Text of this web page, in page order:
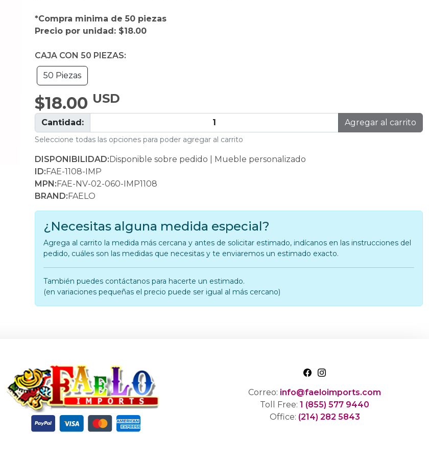
*Compra minima de 50 piezas
Precio por unidad: $18.00
CAJA CON 50 PIEZAS:
50 Piezas
$18.00 USD
Cantidad: Agregar al carrito
Seleccione todas las opciones para poder agregar al carrito
DISPONIBILIDAD:Disponible sobre pedido | Mueble personalizado
ID:FAE-1108-IMP
MPN:FAE-NV-02-060-IMP1108
BRAND:FAELO
¿Necesitas alguna medida especial?
Agrega al carrito la medida más cercana y antes de solicitar estimado, indícanos en las instrucciones del
pedido, cuáles son las medidas que necesitas y te enviaremos un estimado exacto.
También puedes contáctanos para hacerte un estimado.
(en variaciones pequeñas el precio puede ser igual al más cercano)
Correo: info@faeloimports.com
Toll Free: 1 (855) 577 9440
Office: (214) 282 5843